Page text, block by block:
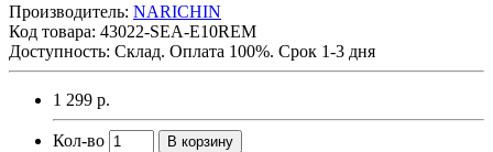
Производитель: NARICHIN
Код товара: 43022-SEA-E10REM
Доступность: Склад. Оплата 100%. Срок 1-3 дня
1 299 р.
Кол-во В корзину